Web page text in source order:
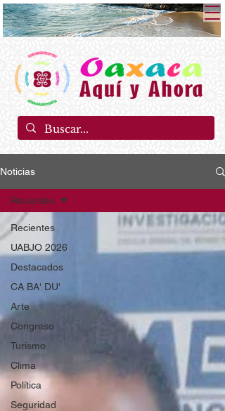
Noticias
Recientes
UABJO 2026
Destacados
CA BA' DU'
Arte
Congreso
Turismo
Clima
Política
Seguridad
Recientes